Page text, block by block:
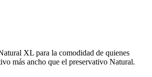
XL para la comodidad de quienes
más ancho que el preservativo Natural.